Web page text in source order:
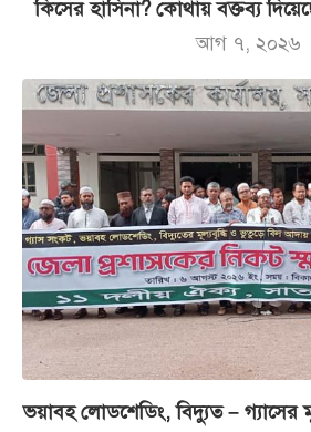
কিসের হাসিনা? কোথায় বক্তব্য
আগ ৭, ২০২৬
ভয়াবহ লোডশেডিং, বিদ্যুত – গ্যাসের